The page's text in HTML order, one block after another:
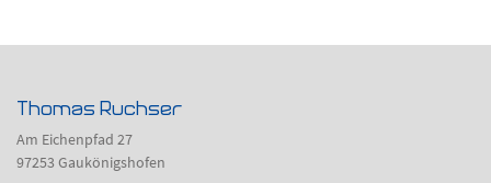
Thomas Ruchser
Am Eichenpfad 27
97253 Gaukönigshofen